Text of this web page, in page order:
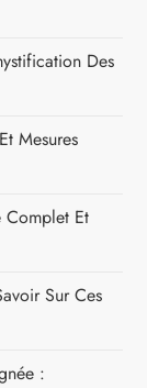
Des
Mesures
Et
Sur Ces
: